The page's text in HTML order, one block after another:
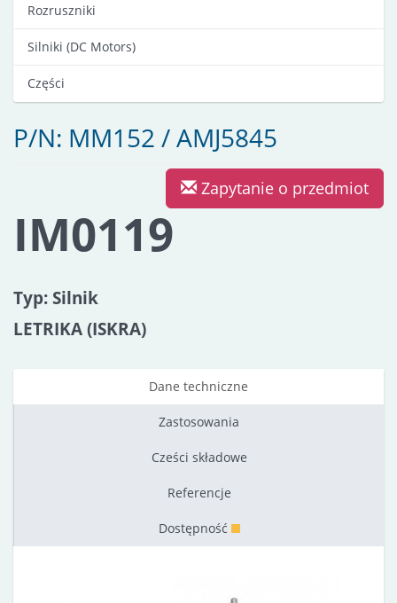
Rozruszniki
Silniki (DC Motors)
Części
P/N: MM152 / AMJ5845
Zapytanie o przedmiot
IM0119
Typ: Silnik
LETRIKA (ISKRA)
Dane techniczne
Zastosowania
Cześci składowe
Referencje
Dostępność